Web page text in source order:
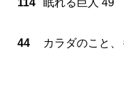
44 カラダのこと